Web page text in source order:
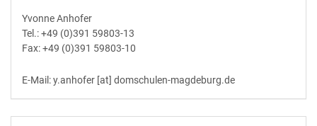
Yvonne Anhofer
Tel.: +49 (0)391 59803-13
Fax: +49 (0)391 59803-10
E-Mail: y.anhofer [at] domschulen-magdeburg.de